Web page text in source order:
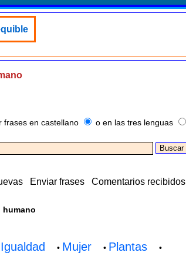
frases en castellano o en las tres lenguas
Enviar frases Comentarios recibidos
humano
Igualdad • Mujer • Plantas •